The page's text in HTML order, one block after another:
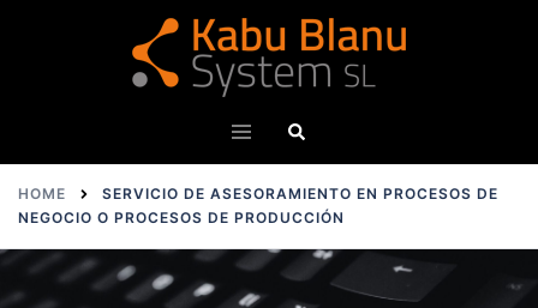
HOME
SERVICIO DE ASESORAMIENTO EN PROCESOS DE
NEGOCIO O PROCESOS DE PRODUCCIÓN